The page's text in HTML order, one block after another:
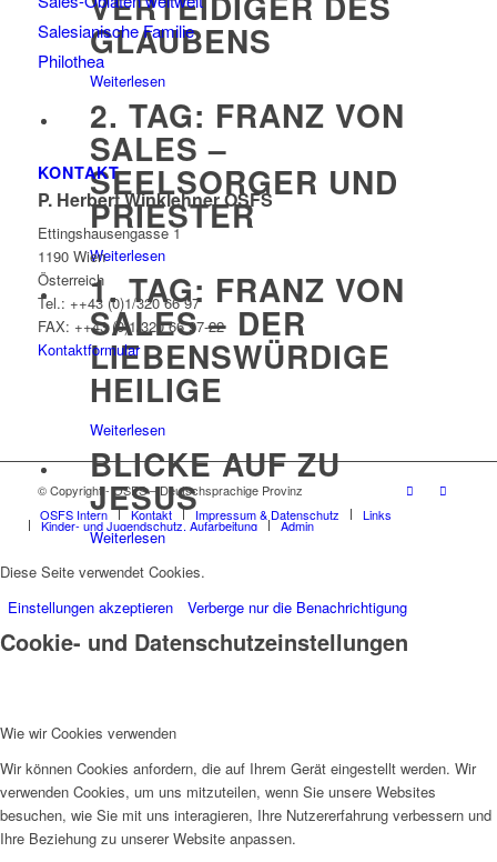
GLAUBENS
Weiterlesen
2. TAG: FRANZ VON
SALES –
SEELSORGER UND
PRIESTER
Weiterlesen
1. TAG: FRANZ VON
SALES – DER
LIEBENSWÜRDIGE
HEILIGE
Weiterlesen
BLICKE AUF ZU
JESUS
Weiterlesen
EINEM TAPFEREN
HERZEN
Weiterlesen
JESUS
Weiterlesen
11. JÄNNER
Salesianische Familie
Philothea
KONTAKT
P. Herbert Winklehner OSFS
Ettingshausengasse 1
1190 Wien
Österreich
Tel.: ++43 (0)1/320 66 97
FAX: ++43 (0)1/320 66 97-22
Kontaktformular
© Copyright - OSFS – Deutschsprachige Provinz
OSFS Intern
Kontakt Impressum & Datenschutz Links
Kinder- und Jugendschutz, Aufarbeitung Admin
Diese Seite verwendet Cookies.
Einstellungen akzeptieren
Verberge nur die Benachrichtigung
Cookie- und Datenschutzeinstellungen
Wie wir Cookies verwenden
Wir können Cookies anfordern, die auf Ihrem Gerät eingestellt werden. Wir
verwenden Cookies, um uns mitzuteilen, wenn Sie unsere Websites
besuchen, wie Sie mit uns interagieren, Ihre Nutzererfahrung verbessern und
Ihre Beziehung zu unserer Website anpassen.